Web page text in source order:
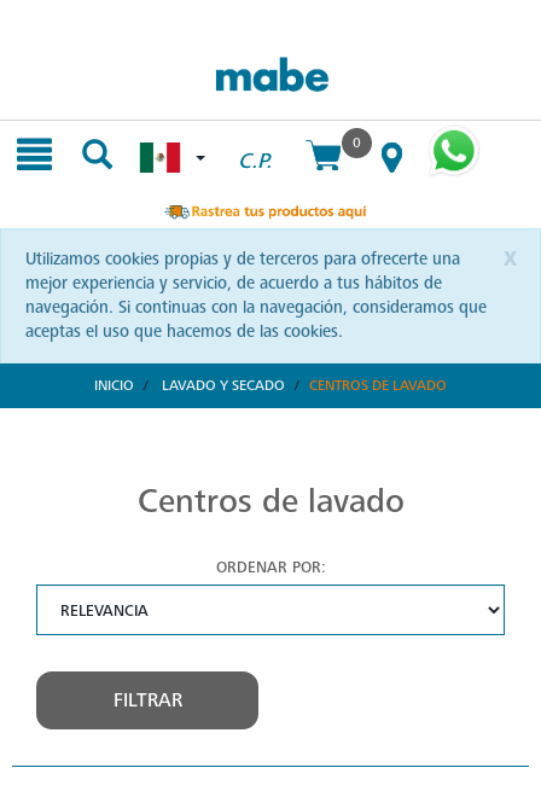
C.P.
0
x
Utilizamos cookies propias y de terceros para ofrecerte una
mejor experiencia y servicio, de acuerdo a tus hábitos de
navegación. Si continuas con la navegación, consideramos que
aceptas el uso que hacemos de las cookies.
INICIO LAVADO Y SECADO CENTROS DE LAVADO
Centros de lavado
ORDENAR POR:
FILTRAR